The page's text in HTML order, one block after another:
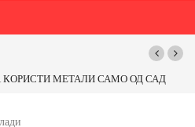
КОРИСТИ МЕТАЛИ САМО ОД САД